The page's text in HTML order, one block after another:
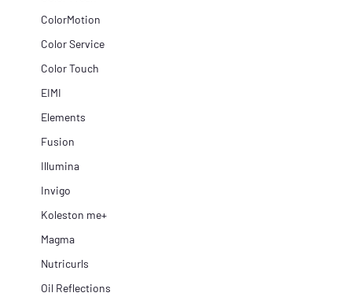
ColorMotion
Color Service
Color Touch
EIMI
Elements
Fusion
Illumina
Invigo
Koleston me+
Magma
Nutricurls
Oil Reflections